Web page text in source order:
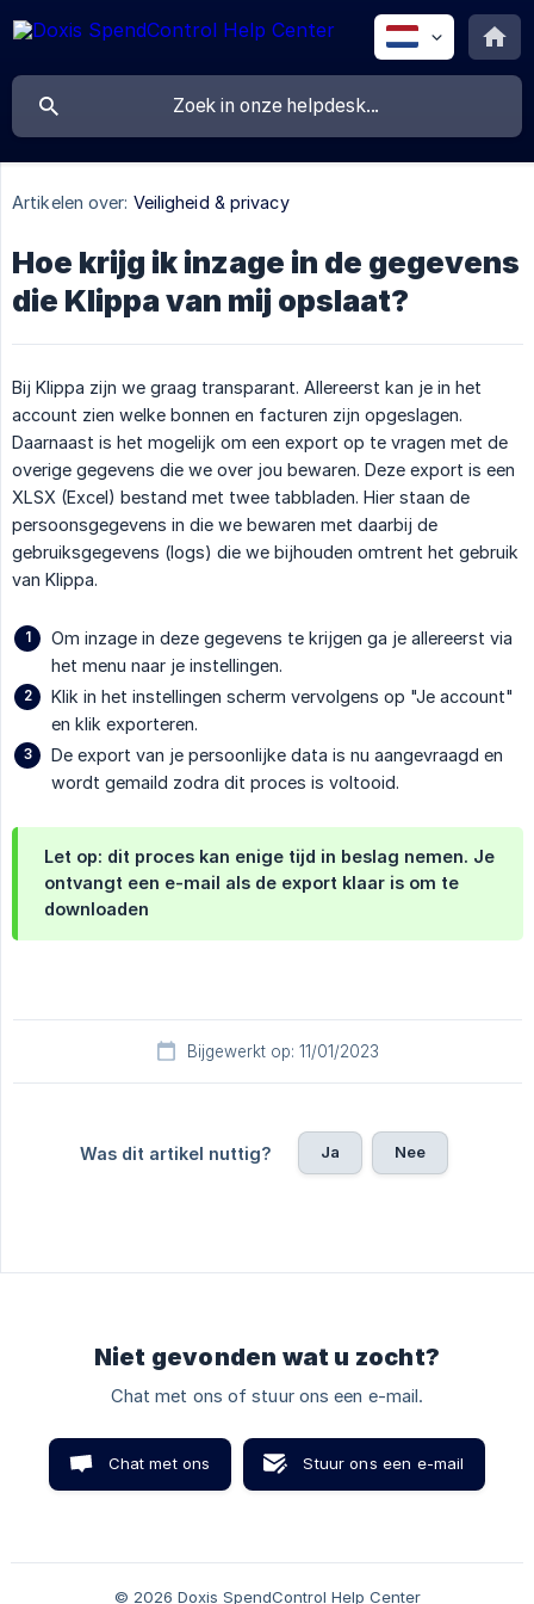
Artikelen over: Veiligheid & privacy
Hoe krijg ik inzage in de gegevens
die Klippa van mij opslaat?
Bij Klippa zijn we graag transparant. Allereerst kan je in het
account zien welke bonnen en facturen zijn opgeslagen.
Daarnaast is het mogelijk om een export op te vragen met de
overige gegevens die we over jou bewaren. Deze export is een
XLSX (Excel) bestand met twee tabbladen. Hier staan de
persoonsgegevens in die we bewaren met daarbij de
gebruiksgegevens (logs) die we bijhouden omtrent het gebruik
van Klippa.
Om inzage in deze gegevens te krijgen ga je allereerst via
het menu naar je instellingen.
Klik in het instellingen scherm vervolgens op "Je account"
en klik exporteren.
De export van je persoonlijke data is nu aangevraagd en
wordt gemaild zodra dit proces is voltooid.
Let op: dit proces kan enige tijd in beslag nemen. Je
ontvangt een e-mail als de export klaar is om te
downloaden
Bijgewerkt op: 11/01/2023
Was dit artikel nuttig? Ja Nee
Niet gevonden wat u zocht?
Chat met ons of stuur ons een e-mail.
Chat met ons Stuur ons een e-mail
© 2026 Doxis SpendControl Help Center